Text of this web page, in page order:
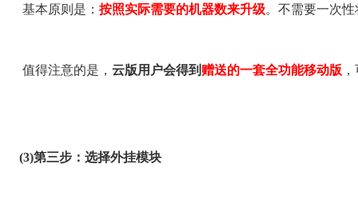
基本原则是： 按照实际需要的机器数来升级。不需要一次
值得注意的是， 云版用户会得到 赠送的一套全功能移动版
(3)第三步：选择外挂模块